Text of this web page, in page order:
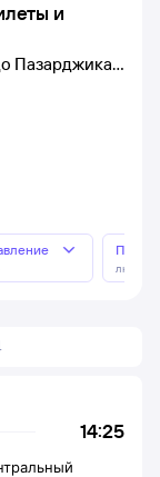
и
Пазарджика
любое
14:25